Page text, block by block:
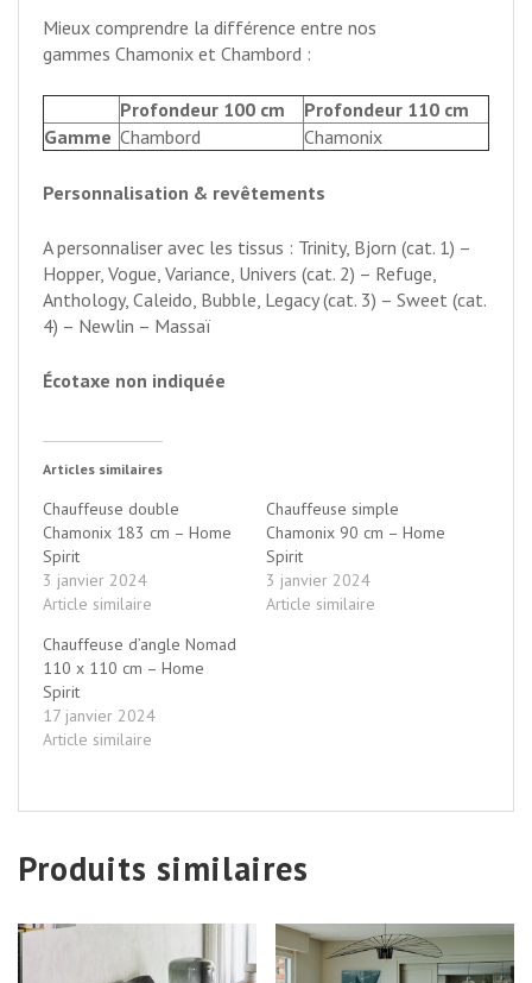
Mieux comprendre la différence entre nos
gammes Chamonix et Chambord :
Profondeur 100 cm
Profondeur 110 cm
Gamme Chambord Chamonix
Personnalisation & revêtements
A personnaliser avec les tissus : Trinity, Bjorn (cat. 1) –
Hopper, Vogue, Variance, Univers (cat. 2) – Refuge,
Anthology, Caleido, Bubble, Legacy (cat. 3) – Sweet (cat.
4) – Newlin – Massaï
Écotaxe non indiquée
Articles similaires
Chauffeuse double
Chamonix 183 cm – Home
Spirit
3 janvier 2024
Article similaire
Chauffeuse simple
Chamonix 90 cm – Home
Spirit
3 janvier 2024
Article similaire
Chauffeuse d’angle Nomad
110 x 110 cm – Home
Spirit
17 janvier 2024
Article similaire
Produits similaires